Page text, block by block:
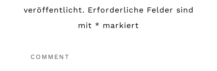
veröffentlicht. Erforderliche Felder sind
mit * markiert